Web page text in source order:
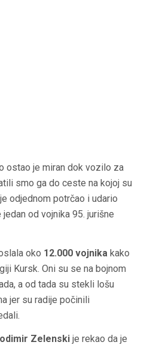
ostao je miran dok vozilo za
smo ga do ceste na kojoj su
odjednom potrčao i udario
od vojnika 95. jurišne
oko 12.000 vojnika kako
Kursk. Oni su se na bojnom
a od tada su stekli lošu
jer su radije počinili
Zelenski je rekao da je